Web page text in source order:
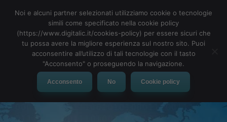
MENU
Noi e alcuni partner selezionati utilizziamo cookie o tecnologie
simili come specificato nella cookie policy
(https://www.digitalic.it/cookies-policy) per essere sicuri che
tu possa avere la migliore esperienza sul nostro sito. Puoi
acconsentire all’utilizzo di tali tecnologie con il tasto
"Acconsento" o proseguendo la navigazione.
Acconsento No Cookie policy